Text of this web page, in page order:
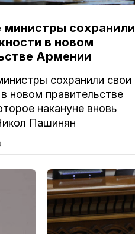
министры сохранили
в новом
Армении
сохранили свои
новом правительстве
накануне вновь
Пашинян